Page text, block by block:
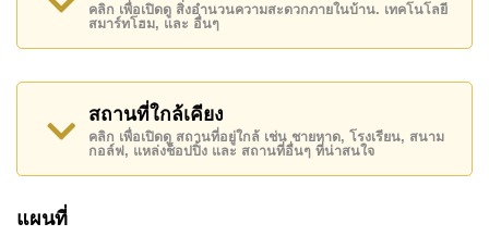
สถานที่สำคัญใกล้ Green Field Villa 1 ได้แก่: ใกล้
ทางด่วนมอเตอร์เวย์หรือทางหลวง, ซูเปอร์มาร์เก็ตอาหาร
สด , ฟาร์มแกะพัทยา, ปีโป้ โพนี่ คลับ , สยามคันทรีคลับ
(สนามเก่า ไร่ ริมน้ำ และโรลลิ่งฮิลส์), พัทยาคันทรีคลับ ,
รพ.กรุงเทพพัทยา
อสังหาริมทรัพย์นี้เปิดให้เช่าระยะยาวในราคา ฿ 85,000
บาทต่อเดือน
คลิก เพื่อเปิดดู สิ่งอำนวนความสะดวกภายในบ้าน. เทคโนโลยี
สมาร์ทโฮม, และ อื่นๆ
สถานที่ใกล้เคียง
คลิก เพื่อเปิดดู สถานที่อยู่ใกล้ เช่น ชายหาด, โรงเรียน, สนาม
กอล์ฟ, แหล่งช็อปปิ้ง และ สถานที่อื่นๆ ที่น่าสนใจ
แผนที่